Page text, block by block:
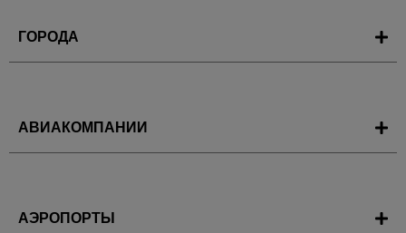
ГОРОДА
АВИАКОМПАНИИ
АЭРОПОРТЫ